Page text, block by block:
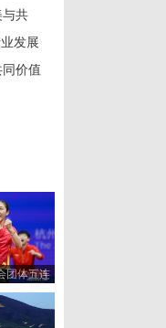
与共
发展
价值
团体五连